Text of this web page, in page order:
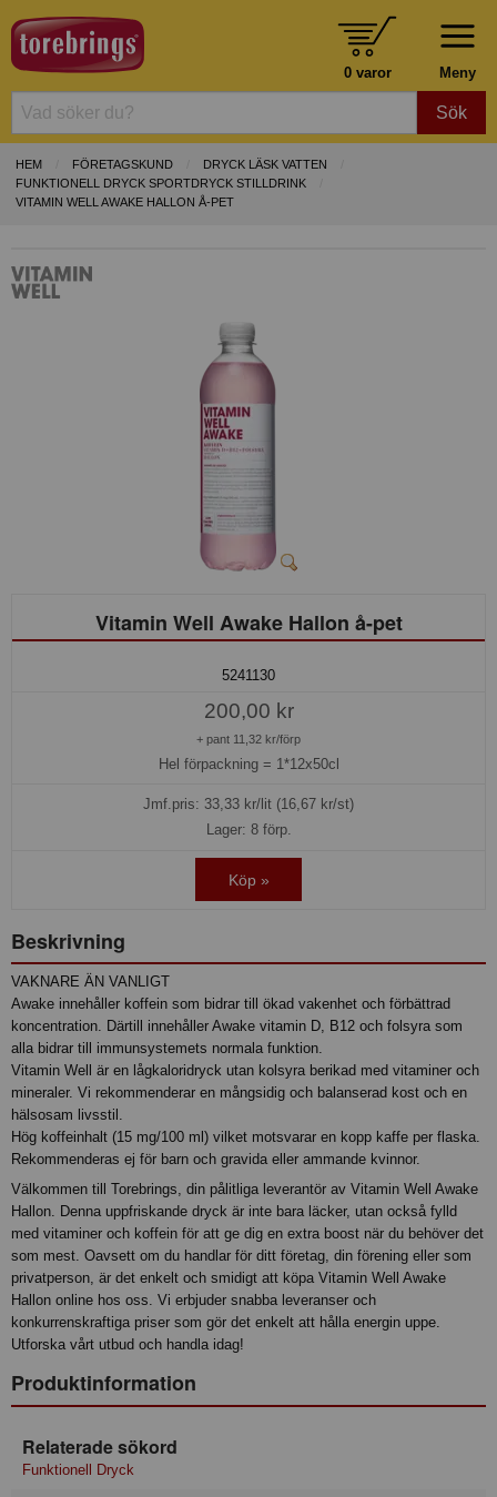
Meny
0 varor
Sök
HEM FÖRETAGSKUND
DRYCK LÄSK VATTEN
FUNKTIONELL DRYCK SPORTDRYCK STILLDRINK
VITAMIN WELL AWAKE HALLON Å-PET
Vitamin Well Awake Hallon å-pet
5241130
200,00 kr
+ pant 11,32 kr/förp
Hel förpackning = 1*12x50cl
Jmf.pris: 33,33 kr/lit (16,67 kr/st)
Lager: 8 förp.
Köp »
Beskrivning
VAKNARE ÄN VANLIGT
Awake innehåller koffein som bidrar till ökad vakenhet och förbättrad
koncentration. Därtill innehåller Awake vitamin D, B12 och folsyra som
alla bidrar till immunsystemets normala funktion.
Vitamin Well är en lågkaloridryck utan kolsyra berikad med vitaminer och
mineraler. Vi rekommenderar en mångsidig och balanserad kost och en
hälsosam livsstil.
Hög koffeinhalt (15 mg/100 ml) vilket motsvarar en kopp kaffe per flaska.
Rekommenderas ej för barn och gravida eller ammande kvinnor.
Välkommen till Torebrings, din pålitliga leverantör av Vitamin Well Awake
Hallon. Denna uppfriskande dryck är inte bara läcker, utan också fylld
med vitaminer och koffein för att ge dig en extra boost när du behöver det
som mest. Oavsett om du handlar för ditt företag, din förening eller som
privatperson, är det enkelt och smidigt att köpa Vitamin Well Awake
Hallon online hos oss. Vi erbjuder snabba leveranser och
konkurrenskraftiga priser som gör det enkelt att hålla energin uppe.
Utforska vårt utbud och handla idag!
Produktinformation
Relaterade sökord
Funktionell Dryck